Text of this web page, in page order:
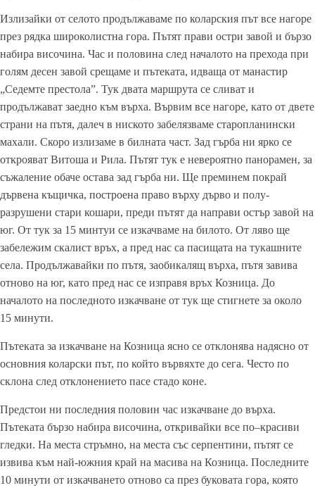
Излизайки от селото продължаваме по коларския път все нагоре
през рядка широколистна гора. Пътят прави остри завой и бързо
набира височина. Час и половина след началото на прехода при
голям десен завой срещаме и пътеката, идваща от манастир
„Седемте престола”. Тук двата маршрута се сливат и
продължават заедно към върха. Вървим все нагоре, като от двете
страни на пътя, далеч в ниското забелязваме старопланински
махали. Скоро излизаме в билната част. Зад гърба ни ярко се
открояват Витоша и Рила. Пътят тук е невероятно панорамен, за
съжаление обаче остава зад гърба ни. Ще преминем покрай
дървена къщичка, построена право върху дърво и полу-
разрушени стари кошари, преди пътят да направи остър завой на
юг. От тук за 15 минтуи се изкачваме на билото. От ляво ще
забележим скалист връх, а пред нас са пасищата на тукашните
села. Продължавайки по пътя, заобикалящ върха, пътя завива
отново на юг, като пред нас се изправя връх Козница. До
началото на последнотo изкачване от тук ще стигнете за около
15 минути.
Пътеката за изкачване на Козница ясно се отклонява надясно от
основния коларски път, по който вървяхте до сега. Често по
склона след отклонението пасе стадо коне.
Предстои ни последния половин час изкачване до върха.
Пътеката бързо набира височина, откривайки все по–красиви
гледки. На места стръмно, на места със серпентини, пътят се
извива към най-южния край на масива на Козница. Последните
10 минути от изкачването отново са през буковата гора, която